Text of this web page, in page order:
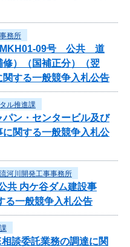
務所
MKH01-09号 公共 道
）（国補正分）（翌
する一般競争入札公告
ル推進課
パン・センタービル及び
関する一般競争入札公
河川開発工事事務所
共 内ケ谷ダム建設事
一般競争入札公告
談委託業務の調達に関